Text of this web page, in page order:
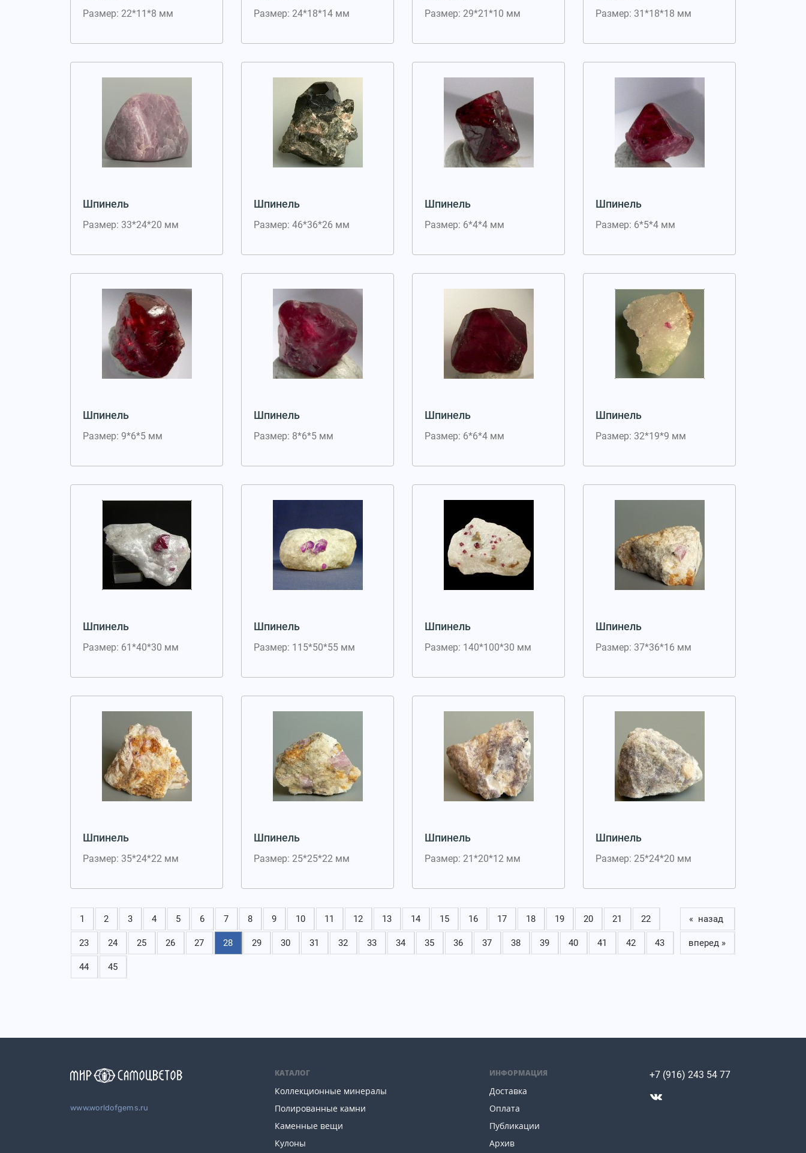
Размер: 22*11*8 мм Размер: 24*18*14 мм Размер: 29*21*10 мм Размер: 31*18*18 мм
Шпинель
Размер: 33*24*20 мм
Шпинель
Размер: 46*36*26 мм
Шпинель
Размер: 6*4*4 мм
Шпинель
Размер: 6*5*4 мм
Шпинель
Размер: 9*6*5 мм
Шпинель
Размер: 8*6*5 мм
Шпинель
Размер: 6*6*4 мм
Шпинель
Размер: 32*19*9 мм
Шпинель
Размер: 61*40*30 мм
Шпинель
Размер: 115*50*55 мм
Шпинель
Размер: 140*100*30 мм
Шпинель
Размер: 37*36*16 мм
Шпинель
Размер: 35*24*22 мм
Шпинель
Размер: 25*25*22 мм
Шпинель
Размер: 21*20*12 мм
Шпинель
Размер: 25*24*20 мм
1 2 3 4 5 6 7 8 9 10 11 12 13 14 15 16 17 18 19 20 21 22
23 24 25 26 27 28 29 30 31 32 33 34 35 36 37 38 39 40 41 42 43
44 45
« назад
вперед »
www.worldofgems.ru
КАТАЛОГ
Коллекционные минералы
Полированные камни
Каменные вещи
Кулоны
ИНФОРМАЦИЯ
Доставка
Оплата
Публикации
Архив
+7 (916) 243 54 77